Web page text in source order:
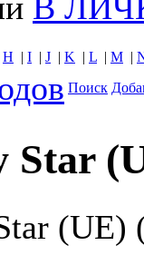
H | I | J | K | L | M |
Поиск
Star